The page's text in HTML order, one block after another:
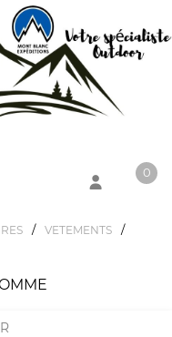
0
/ VETEMENTS /